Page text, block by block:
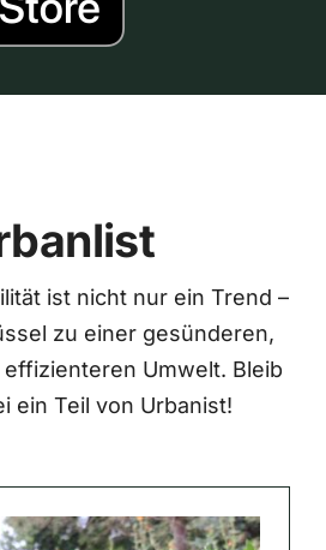
ist nicht nur ein Trend –
zu einer gesünderen,
Umwelt. Bleib
ein Teil von Urbanist!